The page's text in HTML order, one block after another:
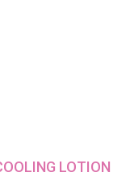
LOTION